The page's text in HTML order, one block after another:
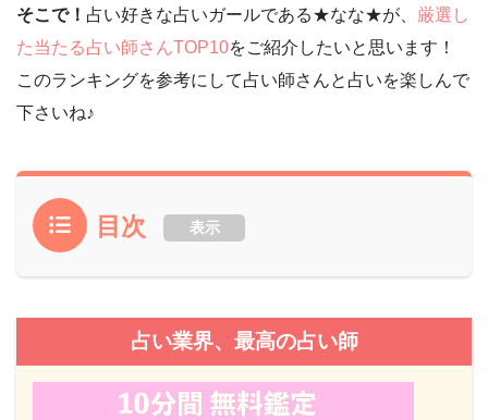
そこで！ 占い好きな占いガールである★なな★が、 厳選し
た当たる占い師さんTOP10をご紹介したいと思います！
このランキングを参考にして占い師さんと占いを楽しんで
下さいね♪
目次 表示
占い業界、最高の占い師